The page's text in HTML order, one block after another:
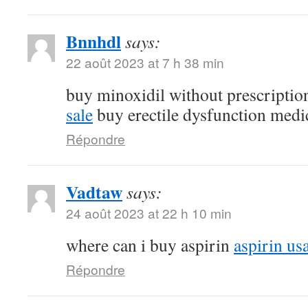
Bnnhdlsays:
22 août 2023 at 7 h 38 min
buy minoxidil without
salebuy erectile dysfunction
Répondre
Vadtawsays:
24 août 2023 at 22 h 10 min
where can i buy aspirin aspirin
Répondre